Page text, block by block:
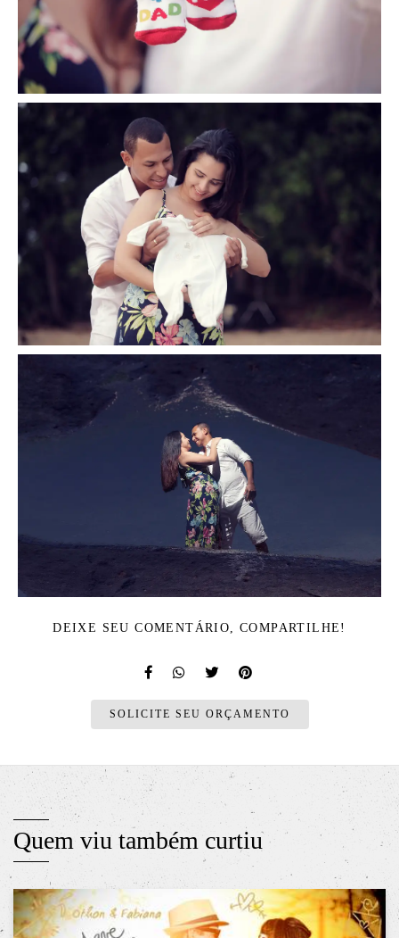
DEIXE SEU COMENTÁRIO, COMPARTILHE!
SOLICITE SEU ORÇAMENTO
Quem viu também curtiu